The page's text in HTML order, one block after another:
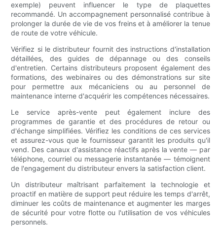
exemple) peuvent influencer le type de plaquettes
recommandé. Un accompagnement personnalisé contribue à
prolonger la durée de vie de vos freins et à améliorer la tenue
de route de votre véhicule.
Vérifiez si le distributeur fournit des instructions d'installation
détaillées, des guides de dépannage ou des conseils
d'entretien. Certains distributeurs proposent également des
formations, des webinaires ou des démonstrations sur site
pour permettre aux mécaniciens ou au personnel de
maintenance interne d'acquérir les compétences nécessaires.
Le service après-vente peut également inclure des
programmes de garantie et des procédures de retour ou
d'échange simplifiées. Vérifiez les conditions de ces services
et assurez-vous que le fournisseur garantit les produits qu'il
vend. Des canaux d'assistance réactifs après la vente — par
téléphone, courriel ou messagerie instantanée — témoignent
de l'engagement du distributeur envers la satisfaction client.
Un distributeur maîtrisant parfaitement la technologie et
proactif en matière de support peut réduire les temps d'arrêt,
diminuer les coûts de maintenance et augmenter les marges
de sécurité pour votre flotte ou l'utilisation de vos véhicules
personnels.